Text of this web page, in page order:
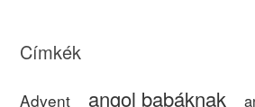
Címkék
Advent angol babáknak